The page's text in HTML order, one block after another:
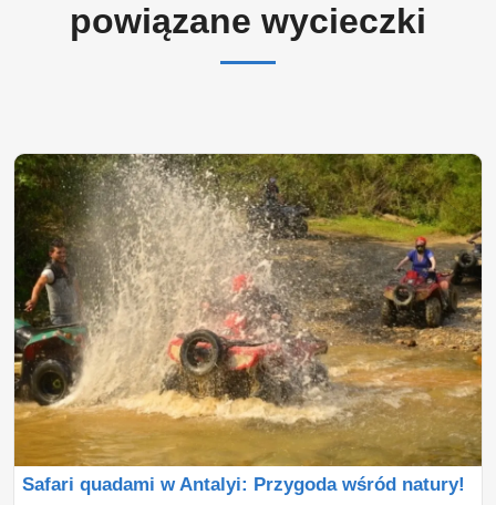
powiązane wycieczki
Safari quadami w Antalyi: Przygoda wśród natury!